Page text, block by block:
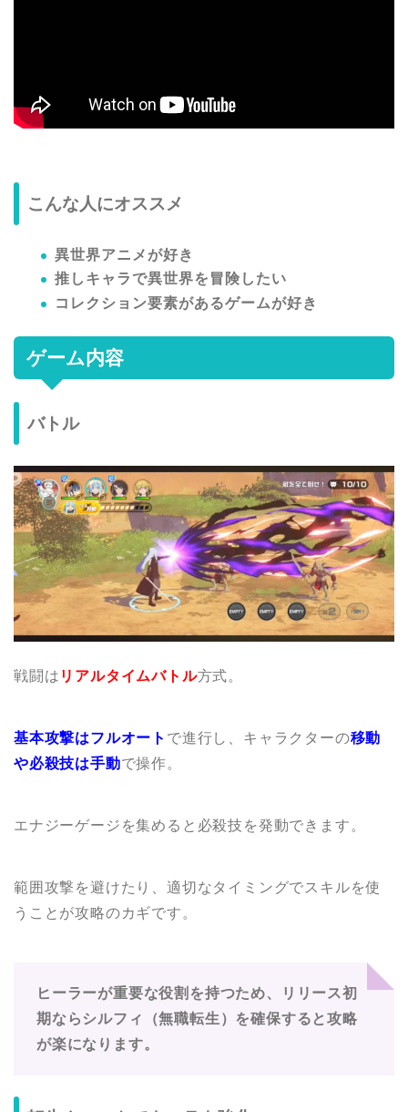
こんな人にオススメ
異世界アニメが好き
推しキャラで異世界を冒険したい
コレクション要素があるゲームが好き
ゲーム内容
バトル
戦闘は リアルタイムバトル方式。
基本攻撃はフルオート で進行し、キャラクターの移動
や必殺技は手動で操作。
エナジーゲージを集めると必殺技を発動できます。
範囲攻撃を避けたり、適切なタイミングでスキルを使
うことが攻略のカギです。
ヒーラーが重要な役割を持つため、リリース初
期ならシルフィ（無職転生）を確保すると攻略
が楽になります。